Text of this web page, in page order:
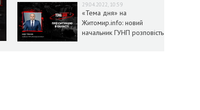
29.04.2022, 10:59
«Тема дня» на
Житомир.info: новий
начальник ГУНП розповість